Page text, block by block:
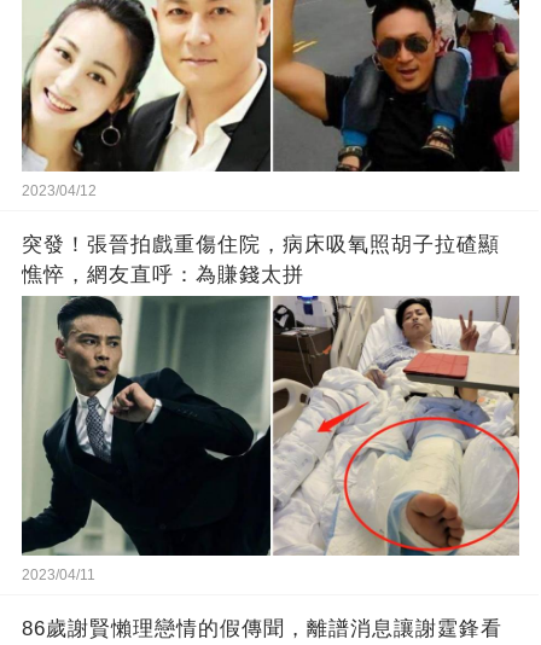
2023/04/12
突發！張晉拍戲重傷住院，病床吸氧照胡子拉碴顯
憔悴，網友直呼：為賺錢太拼
2023/04/11
86歲謝賢懶理戀情的假傳聞，離譜消息讓謝霆鋒看